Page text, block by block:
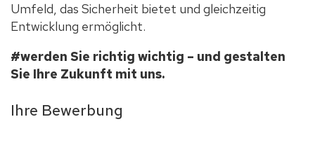
Umfeld, das Sicherheit bietet und gleichzeitig
Entwicklung ermöglicht.
#werden Sie richtig wichtig – und gestalten
Sie Ihre Zukunft mit uns.
Ihre Bewerbung